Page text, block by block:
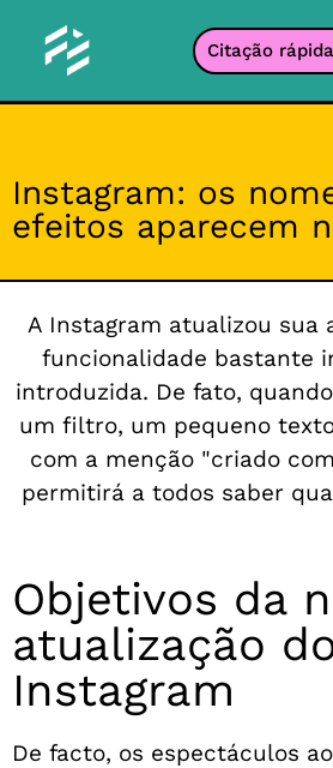
Citação
Instagram: os
efeitos aparecem
A Instagram atualizou sua
funcionalidade bastante
introduzida. De fato,
um filtro, um pequeno
com a menção "criado
permitirá a todos saber
Objetivos da
atualização
Instagram
De facto, os espectáculos